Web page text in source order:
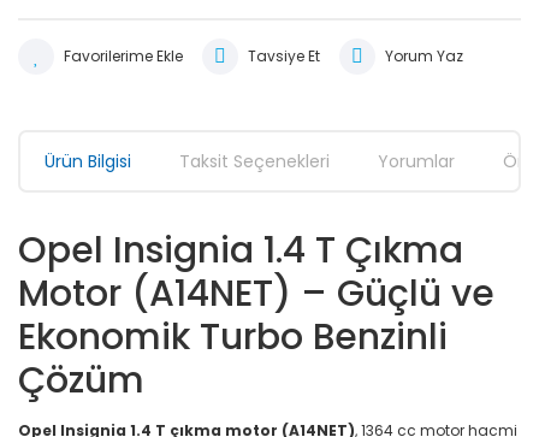
Tavsiye Et Yorum Yaz
Ürün Bilgisi Taksit Seçenekleri Yorumlar
Opel Insignia 1.4 T Çıkma
Motor (A14NET) – Güçlü ve
Ekonomik Turbo Benzinli
Çözüm
Opel Insignia 1.4 T çıkma motor (A14NET), 1364 cc motor hacmi